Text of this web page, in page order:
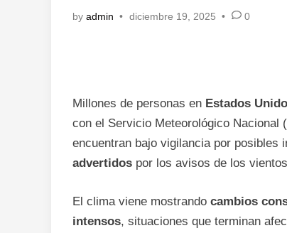
by admin • diciembre 19, 2025 • 0
Millones de personas en Estados
con el Servicio Meteorológico Nacional
encuentran bajo vigilancia por posibles
advertidos por los avisos de los
El clima viene mostrando cambios
intensos, situaciones que terminan